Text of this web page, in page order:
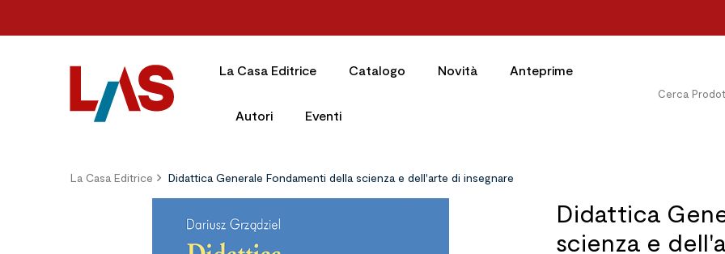
La Casa Editrice Catalogo Novità Anteprime
Autori Eventi
La Casa Editrice Didattica Generale Fondamenti della scienza e dell'arte di insegnare
Didattica
scienza e